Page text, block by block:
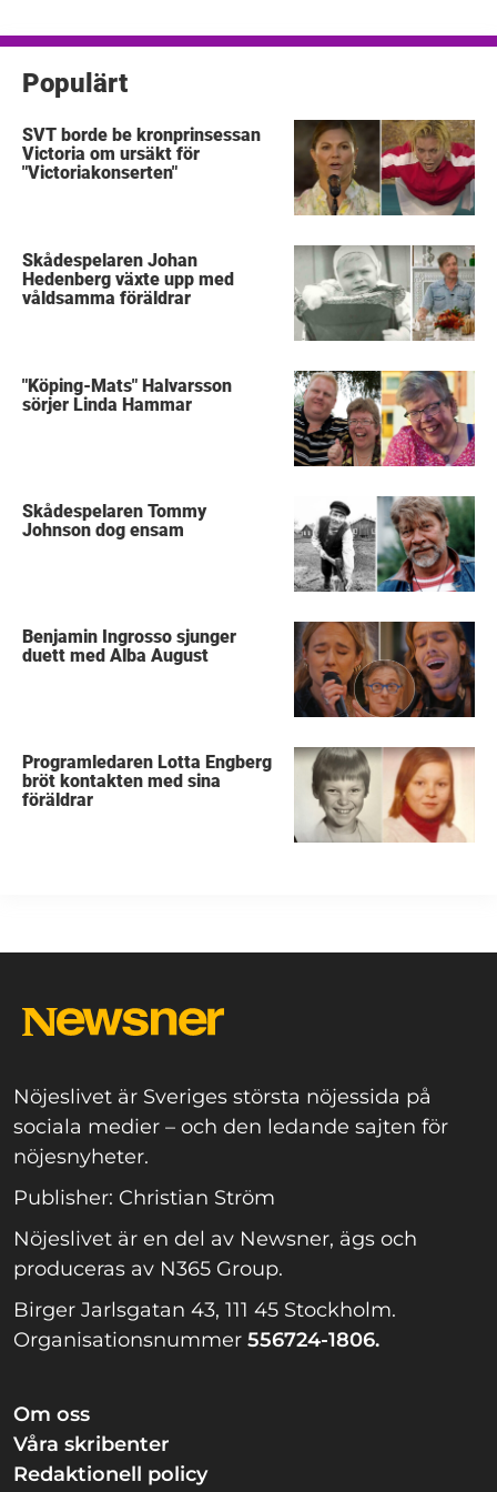
Populärt
SVT borde be kronprinsessan
Victoria om ursäkt för
"Victoriakonserten"
Skådespelaren Johan
Hedenberg växte upp med
våldsamma föräldrar
"Köping-Mats" Halvarsson
sörjer Linda Hammar
Skådespelaren Tommy
Johnson dog ensam
Benjamin Ingrosso sjunger
duett med Alba August
Programledaren Lotta Engberg
bröt kontakten med sina
föräldrar
Nöjeslivet är Sveriges största nöjessida på
sociala medier – och den ledande sajten för
nöjesnyheter.
Publisher: Christian Ström
Nöjeslivet är en del av Newsner, ägs och
produceras av N365 Group.
Birger Jarlsgatan 43, 111 45 Stockholm.
Organisationsnummer 556724-1806.
Om oss
Våra skribenter
Redaktionell policy